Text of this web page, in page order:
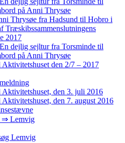
på Anni Thrysøe
Thrysøe fra Hadsund til Hobro i
Træskibssammenslutningens
2017
dejlig sejltur fra Torsminde til
på Anni Thrysøe
Aktivitetshuset den 2/7 – 2017
Aktivitetshuset, den 3. juli 2016
Aktivitetshuset, den 7. august 2016
⇒ Lemvig
Lemvig